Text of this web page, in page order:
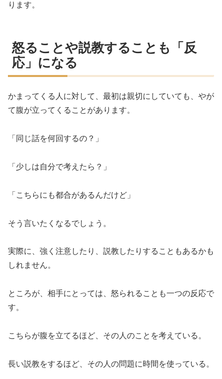
ります。
怒ることや説教することも「反
応」になる
かまってくる人に対して、最初は親切にしていても、やが
て腹が立ってくることがあります。
「同じ話を何回するの？」
「少しは自分で考えたら？」
「こちらにも都合があるんだけど」
そう言いたくなるでしょう。
実際に、強く注意したり、説教したりすることもあるかも
しれません。
ところが、相手にとっては、怒られることも一つの反応で
す。
こちらが腹を立てるほど、その人のことを考えている。
長い説教をするほど、その人の問題に時間を使っている。